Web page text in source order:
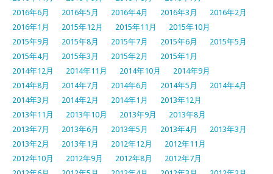
2016年6月
2016年5月 2016年4月 2016年3月
2016年2月
2016年1月
2015年12月 2015年11月
2015年10月
2015年9月
2015年8月 2015年7月 2015年6月
2015年5月
2015年4月
2015年3月 2015年2月
2015年1月
2014年12月
2014年11月 2014年10月
2014年9月
2014年8月
2014年7月 2014年6月 2014年5月
2014年4月
2014年3月
2014年2月 2014年1月
2013年12月
2013年11月
2013年10月 2013年9月
2013年8月
2013年7月
2013年6月 2013年5月 2013年4月
2013年3月
2013年2月
2013年1月 2012年12月
2012年11月
2012年10月
2012年9月 2012年8月
2012年7月